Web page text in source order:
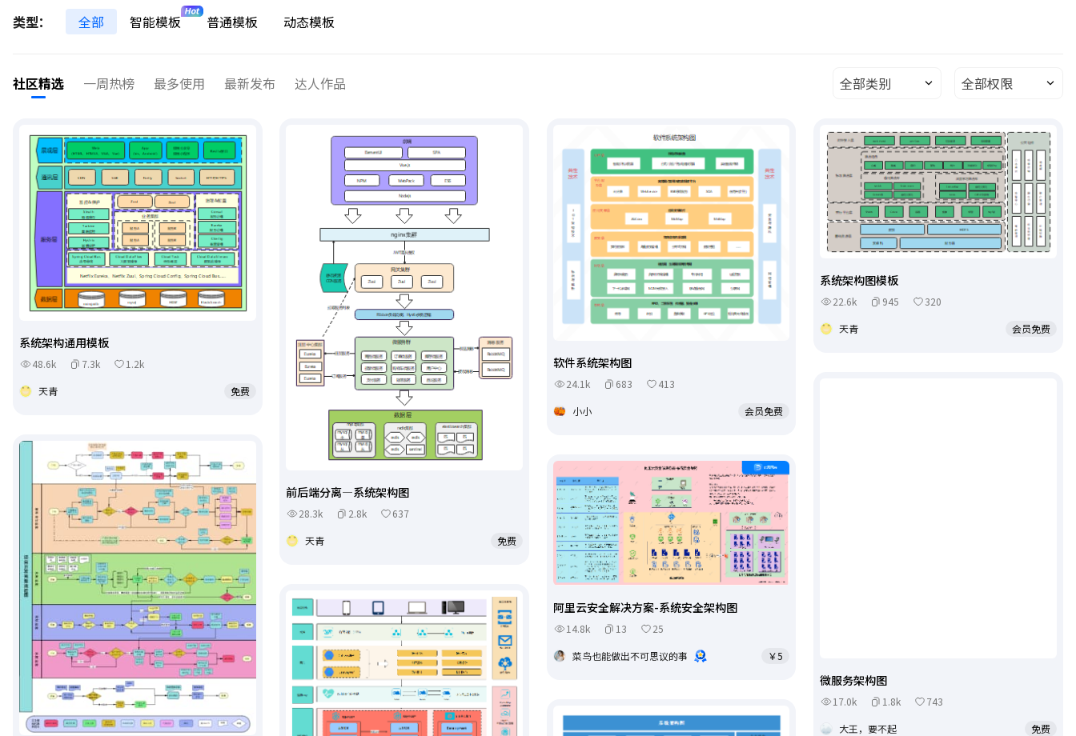
类型： 全部 智能模板 普通模板 动态模板
社区精选 一周热榜 最多使用 最新发布 达人作品 全部类别 全部权限
系统架构通用模板
48.6k 7.3k
1.2k
天青
免费
前后端分离—系统架构图
28.3k 2.8k
637
天青
免费
软件系统架构图
24.1k 683
413
小小
会员免费
系统架构图模板
22.6k 945
320
天青
会员免费
微服务架构图
17.0k 1.8k
743
大王，要不起
免费
阿里云安全解决方案-系统安全架构图
14.8k 13
25
菜鸟也能做出不可思议的事
￥5